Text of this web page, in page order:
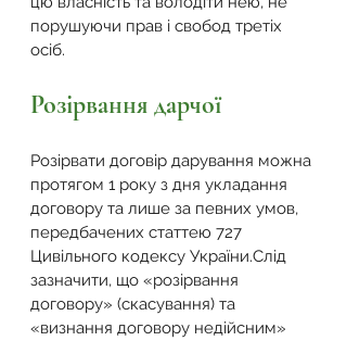
порушуючи прав і свобод третіх
осіб.
Розірвання дарчої
Розірвати договір дарування можна
протягом 1 року з дня укладання
договору та лише за певних умов,
передбачених статтею 727
Цивільного кодексу України.Слід
зазначити, що «розірвання
договору» (скасування) та
«визнання договору недійсним»